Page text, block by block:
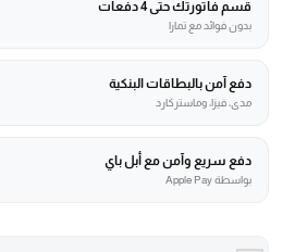
قسم فاتورتك حتى 4 دفعات
بدون فوائد مع تمارا
دفع آمن بالبطاقات البنكية
مدى، فيزا، وماستركارد
دفع سريع وآمن مع أبل باي
بواسطة Apple Pay